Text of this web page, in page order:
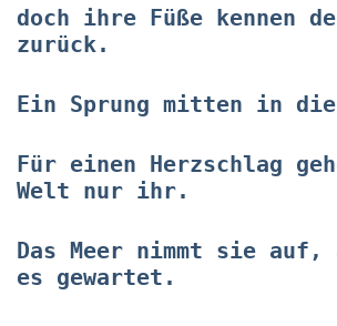
doch ihre Füße kennen
zurück.
Ein Sprung mitten in
Für einen Herzschlag
Welt nur ihr.
Das Meer nimmt sie
es gewartet.